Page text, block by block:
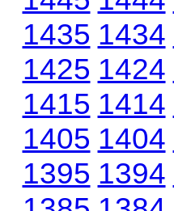
1435 1434
1425 1424
1415 1414
1405 1404
1395 1394